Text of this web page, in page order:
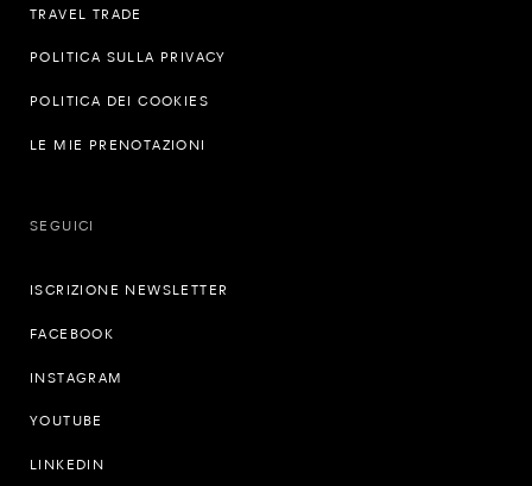
TRAVEL TRADE
POLITICA SULLA PRIVACY
POLITICA DEI COOKIES
LE MIE PRENOTAZIONI
SEGUICI
ISCRIZIONE NEWSLETTER
FACEBOOK
INSTAGRAM
YOUTUBE
LINKEDIN